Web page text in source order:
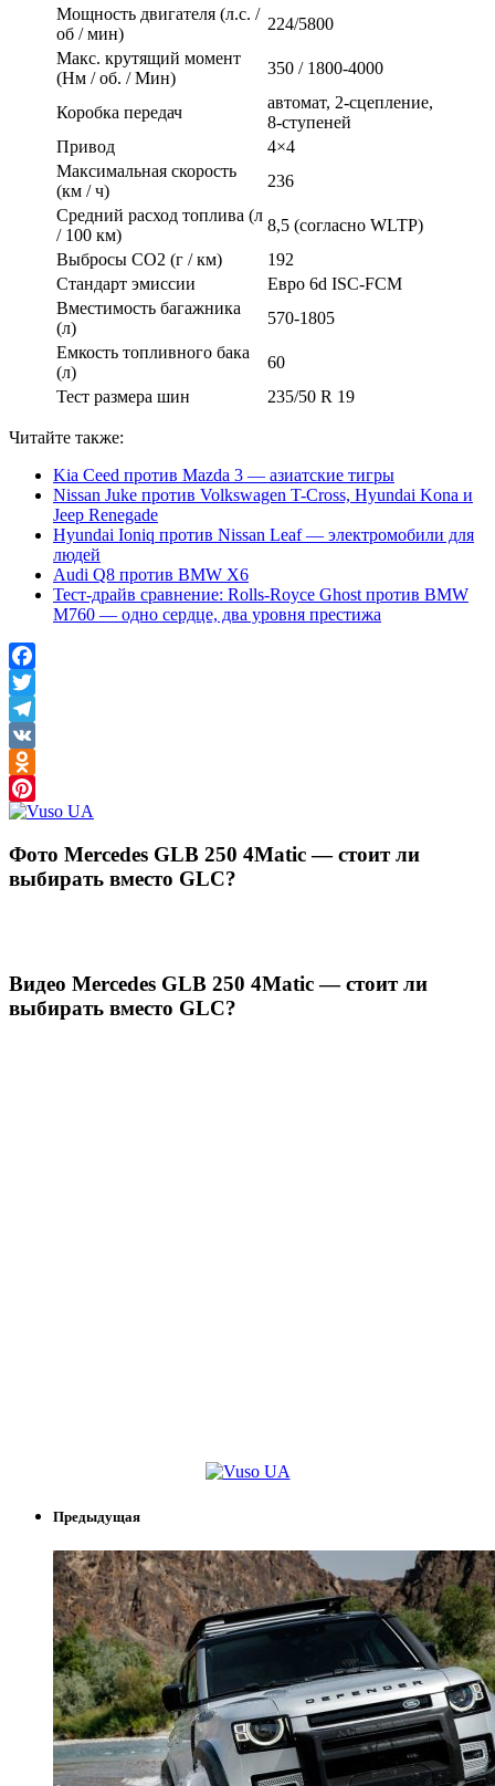
Мощность двигателя (л.с. /
об / мин)
224/5800
Макс. крутящий момент
(Нм / об. / Мин)
350 / 1800-4000
Коробка передач
автомат, 2-сцепление,
8-ступеней
Привод
4×4
Максимальная скорость
(км / ч)
236
Средний расход топлива (л
/ 100 км)
8,5 (согласно WLTP)
Выбросы CO2 (г / км)
192
Стандарт эмиссии
Евро 6d ISC-FCM
Вместимость багажника
(л)
570-1805
Емкость топливного бака
(л)
60
Тест размера шин
235/50 R 19
Читайте также:
Kia Ceed против Mazda 3 — азиатские тигры
Nissan Juke против Volkswagen T-Cross, Hyundai Kona и
Jeep Renegade
Hyundai Ioniq против Nissan Leaf — электромобили для
людей
Audi Q8 против BMW X6
Тест-драйв сравнение: Rolls-Royce Ghost против BMW
M760 — одно сердце, два уровня престижа
Facebook
Twitter
Telegram
VK
Odnoklassniki
Pinterest
Фото Mercedes GLB 250 4Matic — cтоит ли
выбирать вместо GLC?
Видео Mercedes GLB 250 4Matic — cтоит ли
выбирать вместо GLC?
Предыдущая